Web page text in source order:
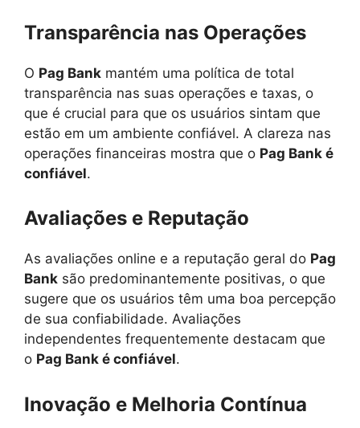
Transparência nas Operações
O Pag Bank mantém uma política de total
transparência nas suas operações e taxas, o
que é crucial para que os usuários sintam que
estão em um ambiente confiável. A clareza nas
operações financeiras mostra que o Pag Bank é
confiável.
Avaliações e Reputação
As avaliações online e a reputação geral do Pag
Bank são predominantemente positivas, o que
sugere que os usuários têm uma boa percepção
de sua confiabilidade. Avaliações
independentes frequentemente destacam que
o Pag Bank é confiável.
Inovação e Melhoria Contínua